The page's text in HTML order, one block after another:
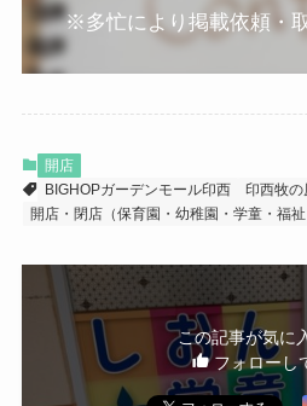
※多忙により掲載依頼・
開店
BIGHOPガーデンモール印西
印西牧の
開店・閉店（保育園・幼稚園・学童・福祉
この記事が気に
フォローし